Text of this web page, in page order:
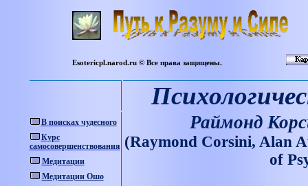
Esotericpl.narod.ru © Все права защищены.
В поисках чудесного
Курс
самосовершенствования
Медитации
Медитации Ошо
Раймонд
(Raymond Corsini, Alan
оf